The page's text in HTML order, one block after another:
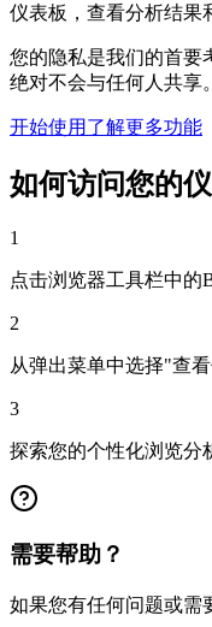
仪表板，查看分析结果
您的隐私是我们的首要
绝对不会与任何人共享。
开始使用 了解更多功能
如何访问您的
1
点击浏览器工具栏中的
2
从弹出菜单中选择"查
3
探索您的个性化浏览分
需要帮助？
如果您有任何问题或需